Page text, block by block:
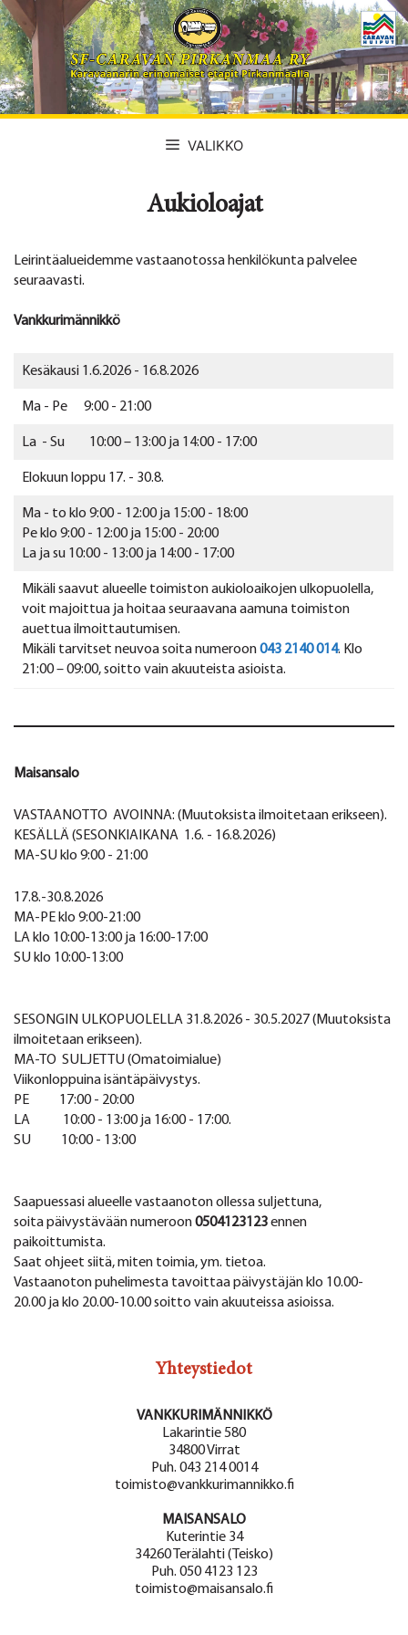
Siirry
sisältöön
VALIKKO
Aukioloajat
Leirintäalueidemme vastaanotossa henkilökunta palvelee
seuraavasti.
Vankkurimännikkö
Kesäkausi 1.6.2026 - 16.8.2026
Ma - Pe 9:00 - 21:00
La - Su 10:00 – 13:00 ja 14:00 - 17:00
Elokuun loppu 17. - 30.8.
Ma - to klo 9:00 - 12:00 ja 15:00 - 18:00
Pe klo 9:00 - 12:00 ja 15:00 - 20:00
La ja su 10:00 - 13:00 ja 14:00 - 17:00
Mikäli saavut alueelle toimiston aukioloaikojen ulkopuolella,
voit majoittua ja hoitaa seuraavana aamuna toimiston
auettua ilmoittautumisen.
Mikäli tarvitset neuvoa soita numeroon043 2140 014. Klo
21:00 – 09:00, soitto vain akuuteista asioista.
Maisansalo
VASTAANOTTO AVOINNA: (Muutoksista ilmoitetaan erikseen).
KESÄLLÄ (SESONKIAIKANA 1.6. - 16.8.2026)
MA-SU klo 9:00 - 21:00
17.8.-30.8.2026
MA-PE klo 9:00-21:00
LA klo 10:00-13:00 ja 16:00-17:00
SU klo 10:00-13:00
SESONGIN ULKOPUOLELLA 31.8.2026 - 30.5.2027 (Muutoksista
ilmoitetaan erikseen).
MA-TO SULJETTU (Omatoimialue)
Viikonloppuina isäntäpäivystys.
PE 17:00 - 20:00
LA 10:00 - 13:00 ja 16:00 - 17:00.
SU 10:00 - 13:00
Saapuessasi alueelle vastaanoton ollessa suljettuna,
soita päivystävään numeroon0504123123ennen
paikoittumista.
Saat ohjeet siitä, miten toimia, ym. tietoa.
Vastaanoton puhelimesta tavoittaa päivystäjän klo 10.00-
20.00 ja klo 20.00-10.00 soitto vain akuuteissa asioissa.
Yhteystiedot
VANKKURIMÄNNIKKÖ
Lakarintie 580
34800 Virrat
Puh. 043 214 0014
toimisto@vankkurimannikko.fi
MAISANSALO
Kuterintie 34
34260 Terälahti (Teisko)
Puh. 050 4123 123
toimisto@maisansalo.fi